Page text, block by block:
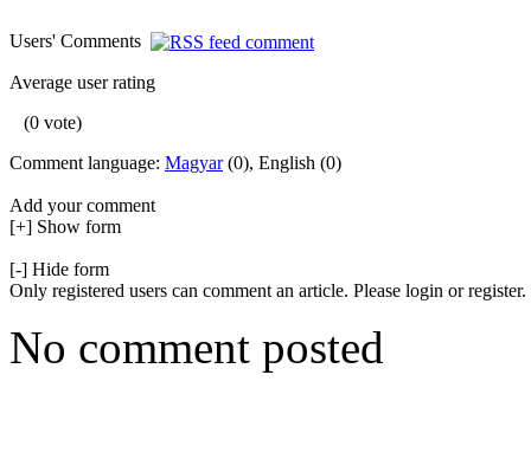
Users' Comments
Average user rating
(0 vote)
Comment language: Magyar(0), English (0)
Add your comment
[+] Show form
[-] Hide form
Only registered users can comment an article. Please login or register.
No comment posted